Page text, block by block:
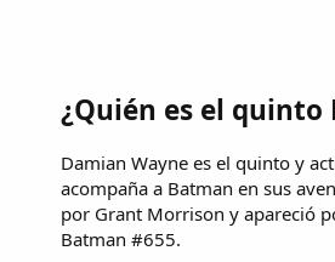
¿Quién es el quinto
Damian Wayne es el quinto y
acompaña a Batman en sus
por Grant Morrison y apareció
Batman #655.